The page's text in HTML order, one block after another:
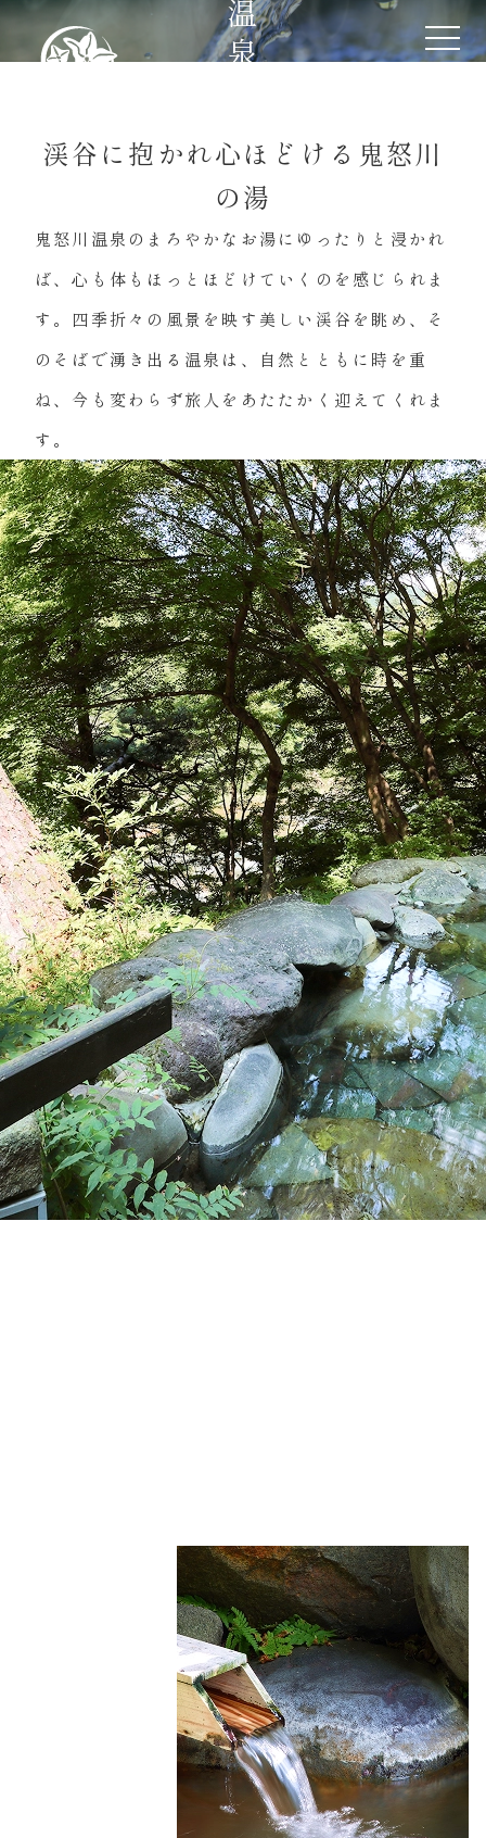
温
泉
渓谷に抱かれ心ほどける鬼怒川
の湯
鬼怒川温泉のまろやかなお湯にゆったりと浸かれ
ば、心も体もほっとほどけていくのを感じられま
す。 四季折々の風景を映す美しい渓谷を眺め、 そ
のそばで湧き出る温泉は、自然とともに時を重
ね、 今も変わらず旅人をあたたかく迎えてくれま
す。